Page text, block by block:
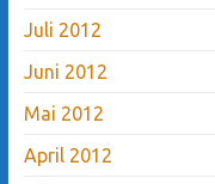
Juli 2012
Juni 2012
Mai 2012
April 2012